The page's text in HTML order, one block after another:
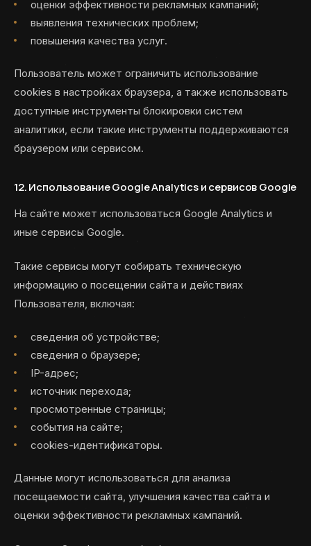
оценки эффективности рекламных кампаний;
выявления технических проблем;
повышения качества услуг.
Пользователь может ограничить использование
cookies в настройках браузера, а также использовать
доступные инструменты блокировки систем
аналитики, если такие инструменты поддерживаются
браузером или сервисом.
12. Использование Google Analytics и сервисов Google
На сайте может использоваться Google Analytics и
иные сервисы Google.
Такие сервисы могут собирать техническую
информацию о посещении сайта и действиях
Пользователя, включая:
сведения об устройстве;
сведения о браузере;
IP-адрес;
источник перехода;
просмотренные страницы;
события на сайте;
cookies-идентификаторы.
Данные могут использоваться для анализа
посещаемости сайта, улучшения качества сайта и
оценки эффективности рекламных кампаний.